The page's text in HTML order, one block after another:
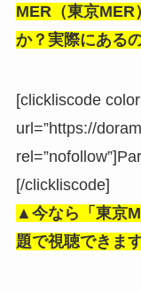
MER（東京MER
か？実際にある
[clickliscode
url=”https://
[/clickliscode]
▲今なら「東京
題で視聴できま